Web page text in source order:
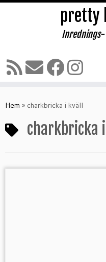
till
pretty
Inrednings-
Hem » charkbricka i kväll
charkbricka i